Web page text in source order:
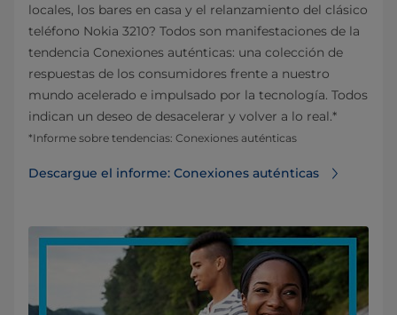
locales, los bares en casa y el relanzamiento del clásico
teléfono Nokia 3210? Todos son manifestaciones de la
tendencia Conexiones auténticas: una colección de
respuestas de los consumidores frente a nuestro
mundo acelerado e impulsado por la tecnología. Todos
indican un deseo de desacelerar y volver a lo real.*
*Informe sobre tendencias: Conexiones auténticas
Descargue el informe: Conexiones auténticas